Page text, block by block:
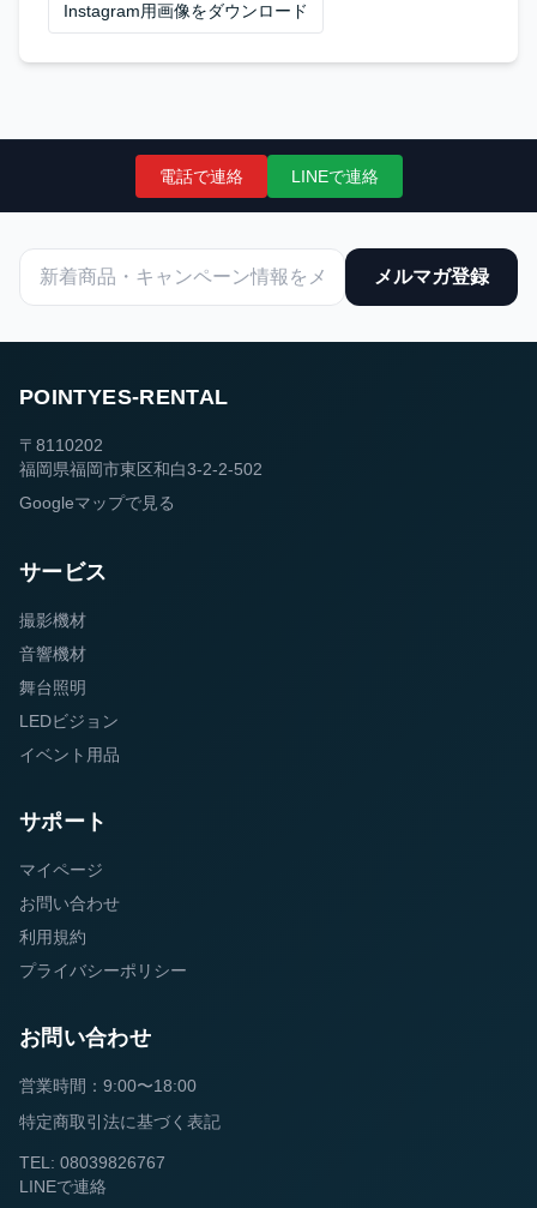
Instagram用画像をダウンロード
電話で連絡 LINEで連絡
メルマガ登録
POINTYES-RENTAL
〒8110202
福岡県福岡市東区和白3-2-2-502
Googleマップで見る
サービス
撮影機材
音響機材
舞台照明
LEDビジョン
イベント用品
サポート
マイページ
お問い合わせ
利用規約
プライバシーポリシー
お問い合わせ
営業時間：9:00〜18:00
特定商取引法に基づく表記
TEL: 08039826767
LINEで連絡